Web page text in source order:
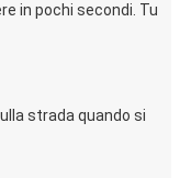
in pochi secondi. Tu
strada quando si